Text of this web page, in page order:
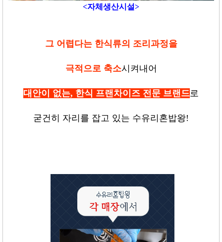
<자체생산시설>
그 어렵다는 한식류의 조리과정을
극적으로 축소시켜내어
대안이 없는, 한식 프랜차이즈 전문 브랜드로
굳건히 자리를 잡고 있는 수유리혼밥왕!